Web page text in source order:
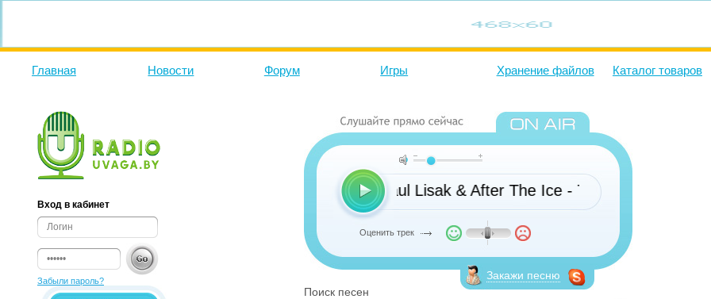
Главная Новости Форум Игры Хранение файлов Каталог товаров
Вход в кабинет
Забыли пароль?
Paul Lisak & After The Ice - The Soft and
Оценить трек
Закажи песню
Поиск песен